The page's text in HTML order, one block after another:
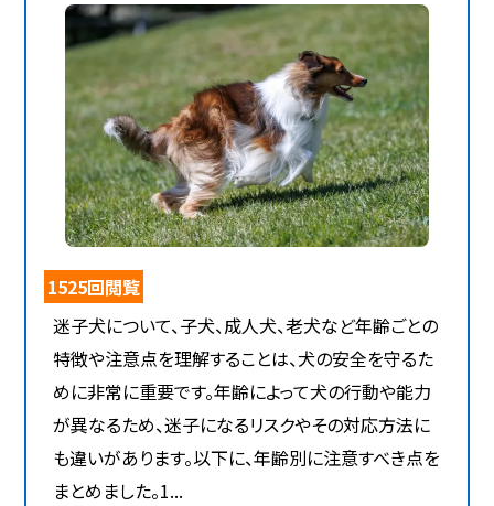
1525回閲覧
迷子犬について、子犬、成人犬、老犬など年齢ごとの
特徴や注意点を理解することは、犬の安全を守るた
めに非常に重要です。年齢によって犬の行動や能力
が異なるため、迷子になるリスクやその対応方法に
も違いがあります。以下に、年齢別に注意すべき点を
まとめました。1...